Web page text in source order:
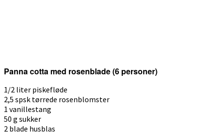
Panna cotta med rosenblade (6 personer)
1/2 liter piskefløde
2,5 spsk tørrede rosenblomster
1 vanillestang
50 g sukker
2 blade husblas